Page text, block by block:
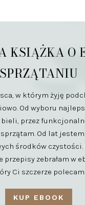
KSIĄŻKA O
SPRZĄTANIU
w którym żyję
Od wyboru
przez
Od lat
środków czystości.
przepisy zebrałam w
Ci szczerze polecam.
KUP EBOOK